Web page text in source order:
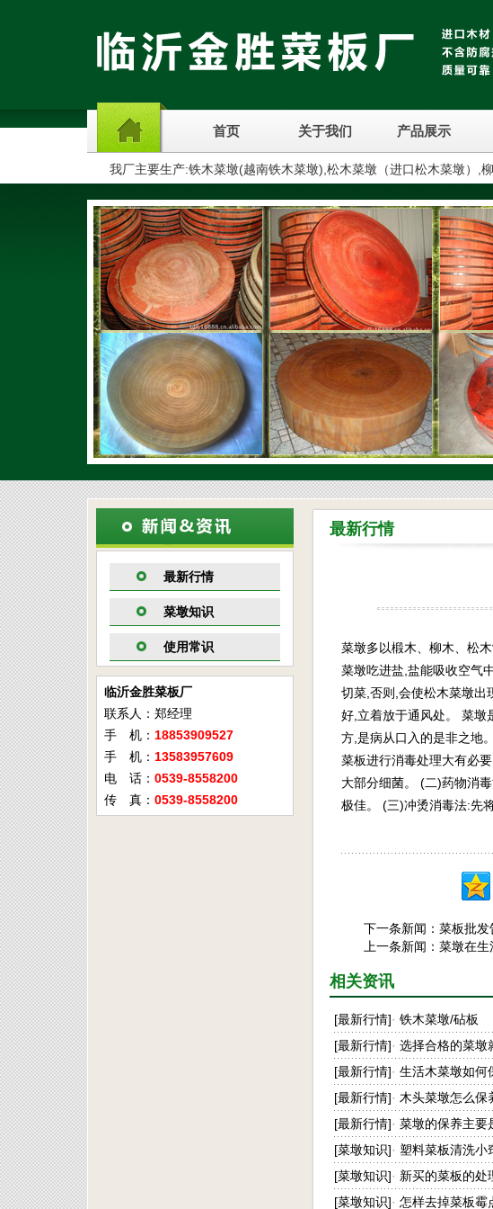
首页 关于我们 产品展示
我厂主要生产:铁木菜墩(越南铁木菜墩),松木菜墩（进口松木菜墩）,
最新行情
菜墩知识
使用常识
临沂金胜菜板厂
联系人：郑经理
手 机： 18853909527
手 机： 13583957609
电 话： 0539-8558200
传 真： 0539-8558200
最新行情
菜墩多以椴木、柳木、松
菜墩吃进盐,盐能吸收空气
切菜,否则,会使松木菜墩出
好,立着放于通风处。 菜墩
方,是病从口入的是非之地
菜板进行消毒处理大有必
大部分细菌。 (二)药物消
极佳。 (三)冲烫消毒法:先
下一条新闻： 菜板批发
上一条新闻： 菜墩在生
相关资讯
[最新行情]· 铁木菜墩/砧板
[最新行情]· 选择合格的菜墩
[最新行情]· 生活木菜墩如何
[最新行情]· 木头菜墩怎么保
[最新行情]· 菜墩的保养主要
[菜墩知识]· 塑料菜板清洗小
[菜墩知识]· 新买的菜板的处
[菜墩知识]· 怎样去掉菜板霉